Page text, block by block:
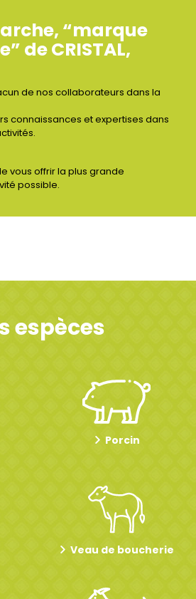
“marque
de CRISTAL,
de nos collaborateurs dans la
connaissances et expertises dans
vous offrir la plus grande
possible.
espèces
Porcin
Veau de boucherie